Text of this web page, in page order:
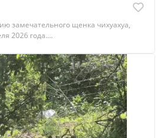
замечательного щенка чихуахуа,
2026 года....